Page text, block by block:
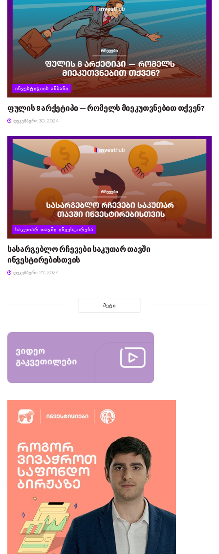
ᲘᲜᲕᲔᲡᲢᲘᲪᲘᲘᲡ ᲐᲜᲑᲐᲜᲘ
ფულის 8 არქეტიპი — რომელს მიეკუთვნებით თქვენ?
ᲓᲔᲙᲔᲛᲑᲔᲠᲘ 30, 2024
ᲡᲐᲙᲣᲗᲐᲠ ᲗᲐᲕᲨᲘ ᲘᲜᲕᲔᲡᲢᲘᲠᲔᲑᲐ
სასარგებლო რჩევები საკუთარ თავში
ინვესტირებისთვის
ᲓᲔᲙᲔᲛᲑᲔᲠᲘ 27, 2024
ᲛᲔᲢᲘ